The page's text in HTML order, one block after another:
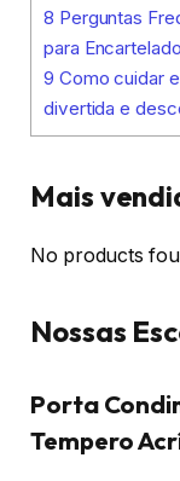
8 Perguntas
para
9 Como cuidar
divertida e
Mais
No products
Nossas
Porta
Tempero